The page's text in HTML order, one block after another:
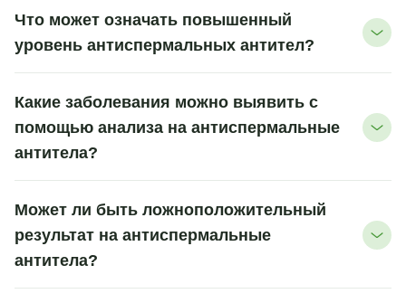
Что может означать повышенный
уровень антиспермальных антител?
Какие заболевания можно выявить с
помощью анализа на антиспермальные
антитела?
Может ли быть ложноположительный
результат на антиспермальные
антитела?